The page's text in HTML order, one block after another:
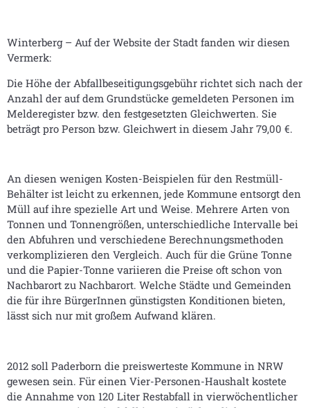
Winterberg – Auf der Website der Stadt fanden wir diesen
Vermerk:
Die Höhe der Abfallbeseitigungsgebühr richtet sich nach der
Anzahl der auf dem Grundstücke gemeldeten Personen im
Melderegister bzw. den festgesetzten Gleichwerten. Sie
beträgt pro Person bzw. Gleichwert in diesem Jahr 79,00 €.
An diesen wenigen Kosten-Beispielen für den Restmüll-
Behälter ist leicht zu erkennen, jede Kommune entsorgt den
Müll auf ihre spezielle Art und Weise. Mehrere Arten von
Tonnen und Tonnengrößen, unterschiedliche Intervalle bei
den Abfuhren und verschiedene Berechnungsmethoden
verkomplizieren den Vergleich. Auch für die Grüne Tonne
und die Papier-Tonne variieren die Preise oft schon von
Nachbarort zu Nachbarort. Welche Städte und Gemeinden
die für ihre BürgerInnen günstigsten Konditionen bieten,
lässt sich nur mit großem Aufwand klären.
2012 soll Paderborn die preiswerteste Kommune in NRW
gewesen sein. Für einen Vier-Personen-Haushalt kostete
die Annahme von 120 Liter Restabfall in vierwöchentlicher